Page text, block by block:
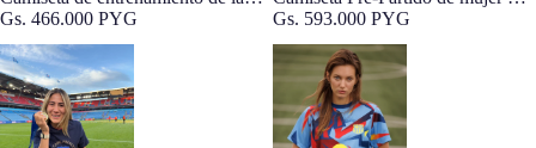
segunda equipación de mujer FC
Barcelona x Kobe Bryant 26/27
Gs. 466.000 PYG
Barcelona 26/27
Gs. 593.000 PYG
Camiseta Campeonas UWCL
2026 Barça
Camiseta de Mujer Pre-Partido
cuarta equipación FC Barcelona
25/26